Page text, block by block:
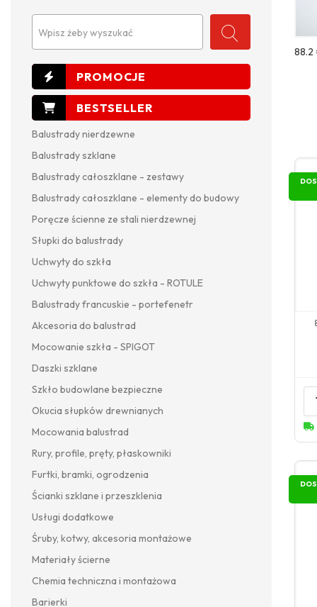
Wpisz żeby wyszukać
Balustrady nierdzewne
Balustrady szklane
Balustrady całoszklane - zestawy
Balustrady całoszklane - elementy do budowy
Poręcze ścienne ze stali nierdzewnej
Słupki do balustrady
Uchwyty do szkła
Uchwyty punktowe do szkła - ROTULE
Balustrady francuskie - portefenetr
Akcesoria do balustrad
Mocowanie szkła - SPIGOT
Daszki szklane
Szkło budowlane bezpieczne
Okucia słupków drewnianych
Mocowania balustrad
Rury, profile, pręty, płaskowniki
Furtki, bramki, ogrodzenia
Ścianki szklane i przeszklenia
Usługi dodatkowe
Śruby, kotwy, akcesoria montażowe
Materiały ścierne
Chemia techniczna i montażowa
Barierki
88.2